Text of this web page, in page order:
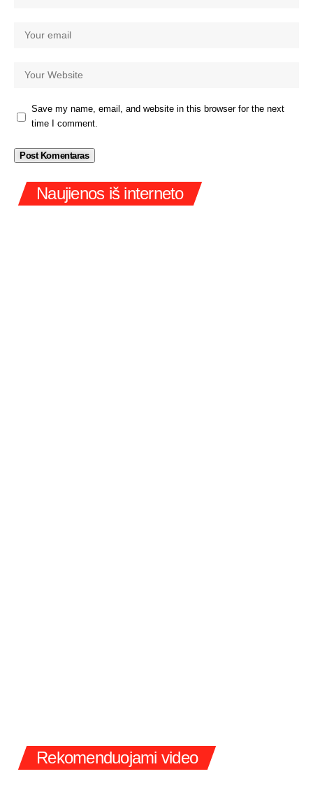
Save my name, email, and website in this browser for the next
time I comment.
Naujienos iš interneto
Rekomenduojami video